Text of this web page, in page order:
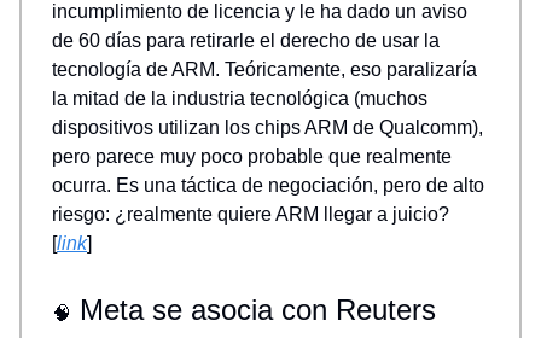
incumplimiento de licencia y le ha dado un aviso
de 60 días para retirarle el derecho de usar la
tecnología de ARM. Teóricamente, eso paralizaría
la mitad de la industria tecnológica (muchos
dispositivos utilizan los chips ARM de Qualcomm),
pero parece muy poco probable que realmente
ocurra. Es una táctica de negociación, pero de alto
riesgo: ¿realmente quiere ARM llegar a juicio?
[link]
🧠
Meta se asocia con Reuters